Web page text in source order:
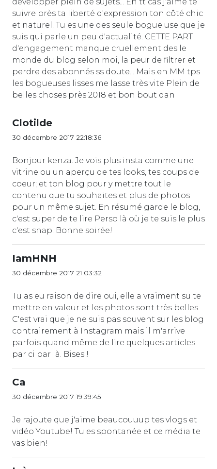
suivre près ta liberté d'expression ton côté chic
et naturel. Tu es une des seule bogue use que je
suis qui parle un peu d'actualité. CETTE PART
d'engagement manque cruellement des le
monde du blog selon moi, la peur de filtrer et
perdre des abonnés ss doute... Mais en MM tps
les bogueuses lisses me lasse très vite Plein de
belles choses près 2018 et bon bout dan
Clotilde
30 décembre 2017 22:18:36
Bonjour kenza. Je vois plus insta comme une
vitrine ou un aperçu de tes looks, tes coups de
coeur; et ton blog pour y mettre tout le
contenu que tu souhaites et plus de photos
pour un même sujet. En résumé garde le blog,
c'est super de te lire Perso là où je te suis le plus
c'est snap. Bonne soirée!
IamHNH
30 décembre 2017 21:03:32
Tu as eu raison de dire oui, elle a vraiment su te
mettre en valeur et les photos sont très belles.
C'est vrai que je ne suis pas souvent sur les blog
contrairement à Instagram mais il m'arrive
parfois quand même de lire quelques articles
par ci par là. Bises !
Ca
30 décembre 2017 19:39:45
Je rajoute que j'aime beaucouuup tes vlogs et
vidéo Youtube! Tu es spontanée et ce média te
vas bien!